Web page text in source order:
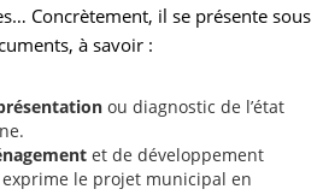
Concrètement, il se présente sous
à savoir :
ou diagnostic de l’état
et de développement
le projet municipal en